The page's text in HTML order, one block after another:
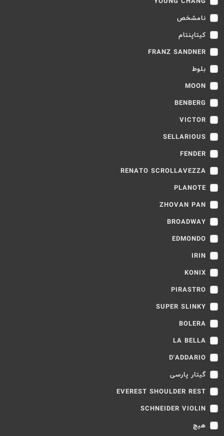
نامشخص
کیتاپنتام
FRANZ SANDNER
بلوط
MOON
BENBERG
VICTOR
SELLARIOUS
FENDER
RENATO SCROLLAVEZZA
PLANOTE
ZHOVAN PAN
BROADWAY
EDMONDO
IRIN
KONIX
PIRASTRO
SUPER SLINKY
BOLERA
LA BELLA
D'ADDARIO
گیتار پارسی
EVEREST SHOULDER REST
SCHNEIDER VIOLIN
هیچ